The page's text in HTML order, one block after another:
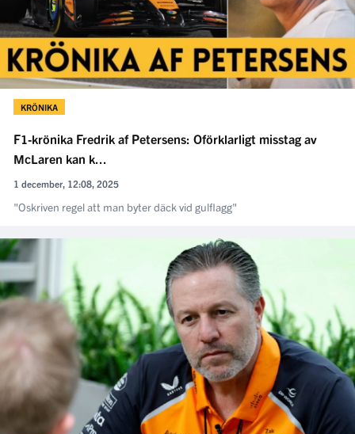
KRÖNIKA
F1-krönika Fredrik af Petersens: Oförklarligt misstag av
McLaren kan k...
1 december, 12:08, 2025
"Oskriven regel att man byter däck vid gulflagg"